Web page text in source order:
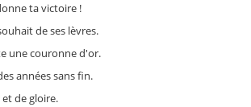
ta victoire !
de ses lèvres.
une couronne d'or.
années sans fin.
de gloire.